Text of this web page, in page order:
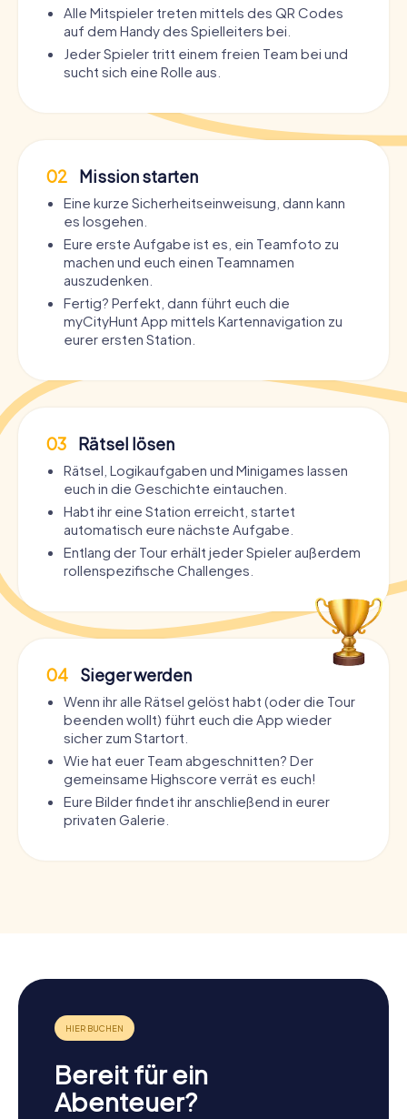
Alle Mitspieler treten mittels des QR Codes
auf dem Handy des Spielleiters bei.
Jeder Spieler tritt einem freien Team bei und
sucht sich eine Rolle aus.
02 Mission starten
Eine kurze Sicherheitseinweisung, dann kann
es losgehen.
Eure erste Aufgabe ist es, ein Teamfoto zu
machen und euch einen Teamnamen
auszudenken.
Fertig? Perfekt, dann führt euch die
myCityHunt App mittels Kartennavigation zu
eurer ersten Station.
03 Rätsel lösen
Rätsel, Logikaufgaben und Minigames lassen
euch in die Geschichte eintauchen.
Habt ihr eine Station erreicht, startet
automatisch eure nächste Aufgabe.
Entlang der Tour erhält jeder Spieler außerdem
rollenspezifische Challenges.
04 Sieger werden
Wenn ihr alle Rätsel gelöst habt (oder die Tour
beenden wollt) führt euch die App wieder
sicher zum Startort.
Wie hat euer Team abgeschnitten? Der
gemeinsame Highscore verrät es euch!
Eure Bilder findet ihr anschließend in eurer
privaten Galerie.
Bereit für ein
Abenteuer?